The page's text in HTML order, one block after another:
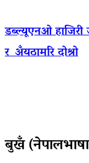
डब्ल्यूएनओ
र अँयठामरि दोश्रो
बुखँ